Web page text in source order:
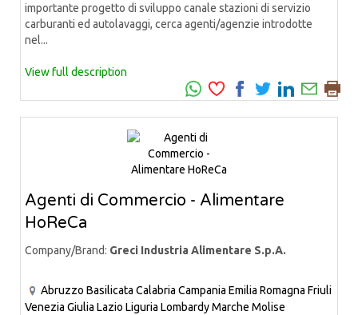
importante progetto di sviluppo canale stazioni di servizio
carburanti ed autolavaggi, cerca agenti/agenzie introdotte
nel...
View full description
Agenti di Commercio - Alimentare
HoReCa
Company/Brand: Greci Industria Alimentare S.p.A.
Abruzzo Basilicata Calabria Campania Emilia Romagna Friuli
Venezia Giulia Lazio Liguria LombardyMarche Molise